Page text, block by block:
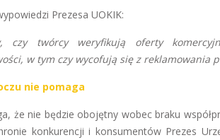
Prezesa UOKIK:
czy twórcy weryfikują oferty
w tym czy wycofują się z
nie pomaga
że nie będzie obojętny wobec braku
konkurencji i konsumentów Prezes